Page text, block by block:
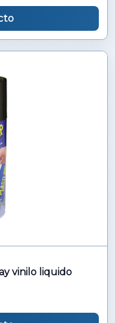
Spray vinilo liquido